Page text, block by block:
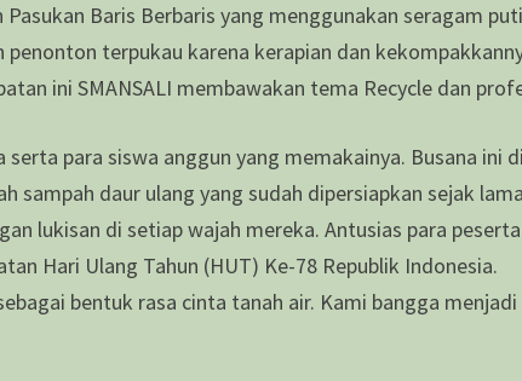
Baris Berbaris yang menggunakan seragam
terpukau karena kerapian dan
ini SMANSALI membawakan tema Recycle dan
para siswa anggun yang memakainya. Busana ini
sampah daur ulang yang sudah dipersiapkan sejak
lukisan di setiap wajah mereka. Antusias para
Hari Ulang Tahun (HUT) Ke-78 Republik Indonesia.
bentuk rasa cinta tanah air. Kami bangga menjadi